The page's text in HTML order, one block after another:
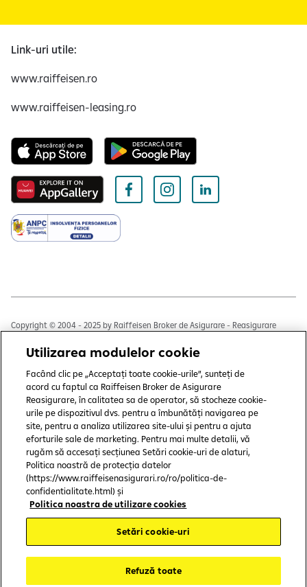
Link-uri utile:
www.raiffeisen.ro
www.raiffeisen-leasing.ro
Copyright © 2004 - 2025 by Raiffeisen Broker de Asigurare - Reasigurare
Termeni și condiții
Politică de utilizare cookies
Preferințe cookie-uri
Politica de confidențialitate
Protecția consumatorului
CSALB
SAL-Fin
Utilizarea modulelor cookie
Facând clic pe „Acceptați toate cookie-urile”, sunteți de
acord cu faptul ca Raiffeisen Broker de Asigurare
Reasigurare, în calitatea sa de operator, să stocheze cookie-
urile pe dispozitivul dvs. pentru a îmbunătăți navigarea pe
site, pentru a analiza utilizarea site-ului și pentru a ajuta
eforturile sale de marketing. Pentru mai multe detalii, vă
rugăm să accesați secțiunea Setări cookie-uri de alaturi,
Politica noastră de protecția datelor
(https://www.raiffeisenasigurari.ro/ro/politica-de-
confidentialitate.html) și
Politica noastra de utilizare cookies
Setări cookie-uri
Refuză toate